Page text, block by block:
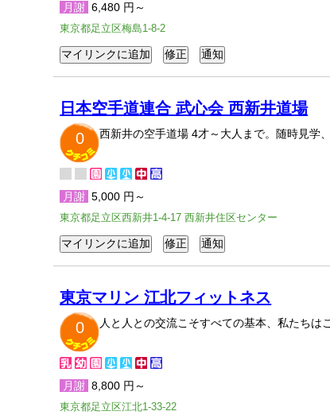
月謝 6,480 円～
東京都足立区梅島1-8-2
日本空手道連合 武心会 西新井道場
0
西新井の空手道場 4才～大人まで。随時見学
月謝 5,000 円～
東京都足立区西新井1-4-17 西新井住区センター
東京マリン 江北フィットネス
0
人と人との交流こそすべての基本、私たちは
月謝 8,800 円～
東京都足立区江北1-33-22